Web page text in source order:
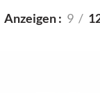
Anzeigen 9